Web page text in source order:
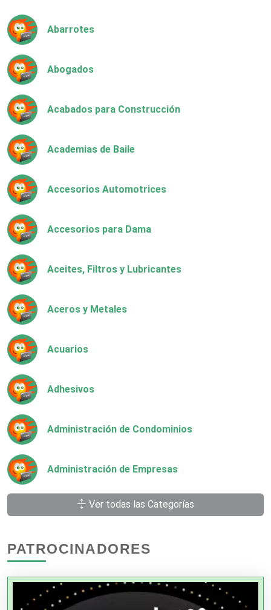
Abarrotes
Abogados
Acabados para Construcción
Academias de Baile
Accesorios Automotrices
Accesorios para Dama
Aceites, Filtros y Lubricantes
Aceros y Metales
Acuarios
Adhesivos
Administración de Condominios
Administración de Empresas
Agencias Aduanales
Agencias de Autos
Agencias de Cobranza
Ver todas las Categorías
PATROCINADORES